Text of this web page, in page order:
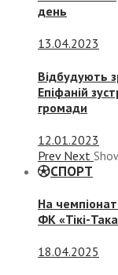
день
13.04.2023
Відбудують
Епіфаній
громади
12.01.2023
Prev Next
СПОРТ
На
ФК «Тікі-
18.04.2025